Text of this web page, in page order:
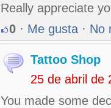
Really appreciate
0 · Me gusta · No
Tattoo Shop
25 de abril de
You made some